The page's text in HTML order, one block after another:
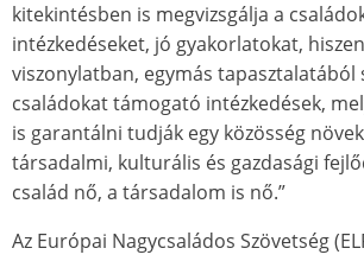
kitekintésben is megvizsgálja a
intézkedéseket, jó gyakorlatokat,
viszonylatban, egymás tapasztalatából
családokat támogató intézkedések,
is garantálni tudják egy közösség
társadalmi, kulturális és gazdasági
család nő, a társadalom is nő.”
Az Európai Nagycsaládos Szövetség